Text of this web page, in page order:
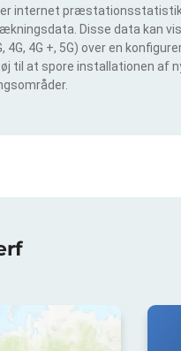
internet
Disse data kan
4G, 4G +, 5G) over en
til at spore installationen af